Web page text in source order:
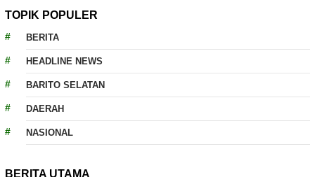
TOPIK POPULER
BERITA
HEADLINE NEWS
BARITO SELATAN
DAERAH
NASIONAL
BERITA UTAMA